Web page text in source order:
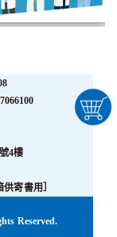
4樓
寄書用］
Reserved.